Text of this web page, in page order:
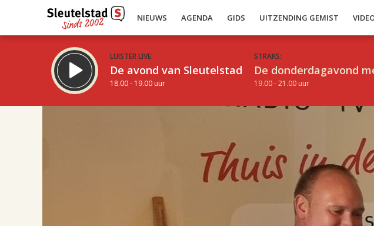
NIEUWS AGENDA GIDS UITZENDING GEMIST
LUISTER LIVE:
De avond van Sleutelstad
18.00 - 19.00 uur
STRAKS:
De donderdagavond
19.00 - 21.00 uur